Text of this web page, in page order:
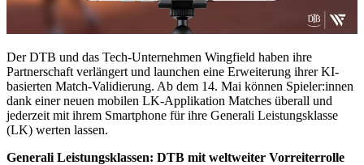
Der DTB und das Tech-Unternehmen Wingfield haben ihre
Partnerschaft verlängert und launchen eine Erweiterung ihrer KI-
basierten Match-Validierung. Ab dem 14. Mai können Spieler:innen
dank einer neuen mobilen LK-Applikation Matches überall und
jederzeit mit ihrem Smartphone für ihre Generali Leistungsklasse
(LK) werten lassen.
Generali Leistungsklassen: DTB mit weltweiter Vorreiterrolle